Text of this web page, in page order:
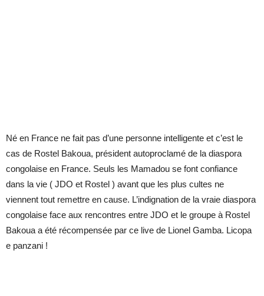
Né en France ne fait pas d’une personne intelligente et c’est le
cas de Rostel Bakoua, président autoproclamé de la diaspora
congolaise en France. Seuls les Mamadou se font confiance
dans la vie ( JDO et Rostel ) avant que les plus cultes ne
viennent tout remettre en cause. L’indignation de la vraie diaspora
congolaise face aux rencontres entre JDO et le groupe à Rostel
Bakoua a été récompensée par ce live de Lionel Gamba. Licopa
e panzani !